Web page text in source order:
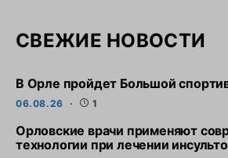
СВЕЖИЕ НОВОСТИ
В Орле пройдет Большой
06.08.26 1
Орловские врачи применяют
технологии при лечении